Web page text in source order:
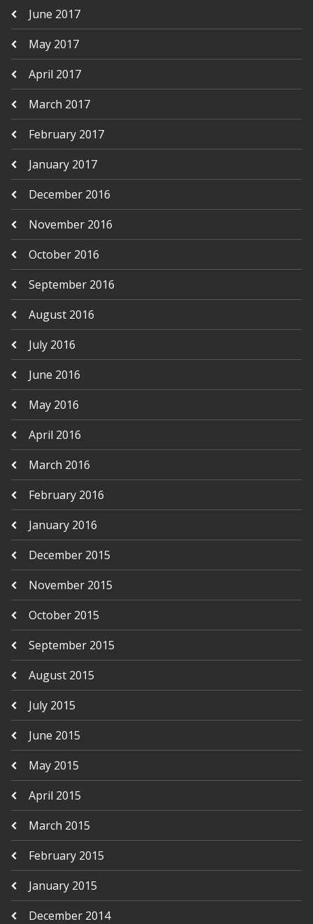
June 2017
May 2017
April 2017
March 2017
February 2017
January 2017
December 2016
November 2016
October 2016
September 2016
August 2016
July 2016
June 2016
May 2016
April 2016
March 2016
February 2016
January 2016
December 2015
November 2015
October 2015
September 2015
August 2015
July 2015
June 2015
May 2015
April 2015
March 2015
February 2015
January 2015
December 2014